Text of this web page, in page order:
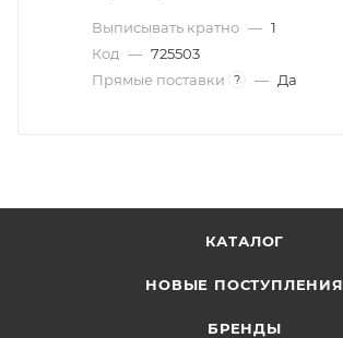
Выписывать кратно — 1
Код — 725503
Прямые поставки
? — Да
КАТАЛОГ
НОВЫЕ ПОСТУПЛЕНИЯ
БРЕНДЫ